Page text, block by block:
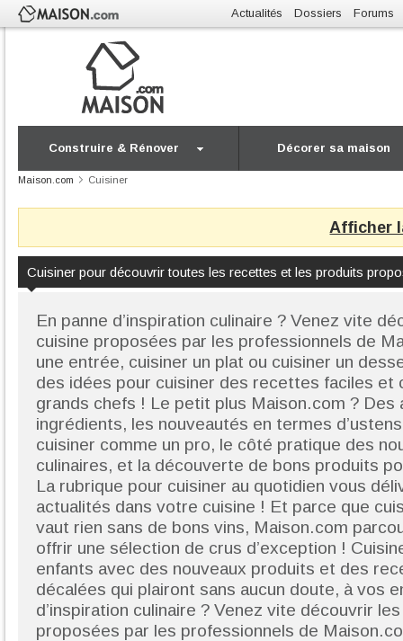
Actualités Dossiers Forums
Construire & Rénover Décorer sa maison
Maison.com Cuisiner
Afficher
En panne d’inspiration culinaire ? Venez vite
cuisine proposées par les professionnels de
une entrée, cuisiner un plat ou cuisiner un
des idées pour cuisiner des recettes faciles et
grands chefs ! Le petit plus Maison.com ?
ingrédients, les nouveautés en termes
cuisiner comme un pro, le côté pratique des
culinaires, et la découverte de bons produits
La rubrique pour cuisiner au quotidien vous
actualités dans votre cuisine ! Et parce que
vaut rien sans de bons vins, Maison.com
offrir une sélection de crus d’exception !
enfants avec des nouveaux produits et des
décalées qui plairont sans aucun doute, à vos
d’inspiration culinaire ? Venez vite découvrir
proposées par les professionnels de